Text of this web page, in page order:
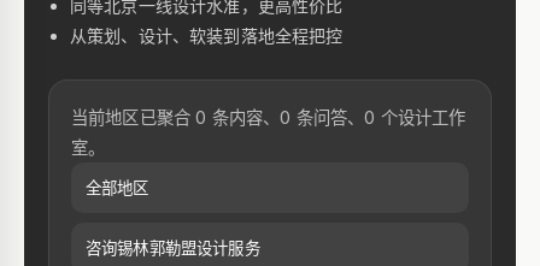
同等北京一线设计水准，更高性价比
从策划、设计、软装到落地全程把控
当前地区已聚合 0 条内容、0 条问答、0 个设计工作
室。
全部地区
咨询锡林郭勒盟设计服务